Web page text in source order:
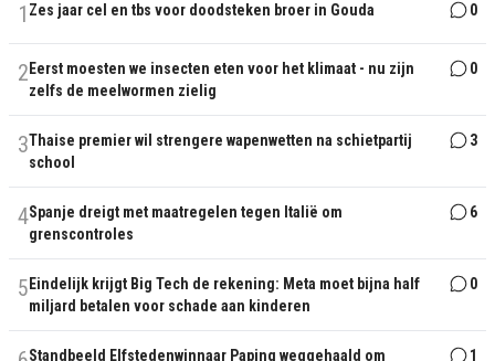
1 Zes jaar cel en tbs voor doodsteken broer in Gouda 0
2 Eerst moesten we insecten eten voor het klimaat - nu zijn
zelfs de meelwormen zielig
0
3Thaise premier wil strengere wapenwetten na schietpartij
school
3
4Spanje dreigt met maatregelen tegen Italië om
grenscontroles
6
5 Eindelijk krijgt Big Tech de rekening: Meta moet bijna half
miljard betalen voor schade aan kinderen
0
Standbeeld Elfstedenwinnaar Paping weggehaald om 1